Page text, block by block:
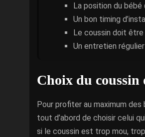
La position du
Un bon timing
Le coussin doit
Un entretien
Choix du coussin
Pour profiter au maximum des
tout d’abord de choisir celui
si le coussin est trop mou,